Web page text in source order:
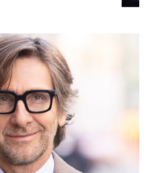
Luca Ferrari
PARTNER | MILANO
CORPORATE
VEDI IL PROFILO